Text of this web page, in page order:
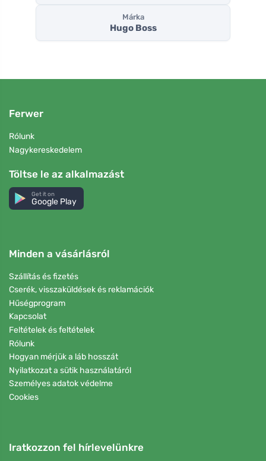
Márka
Hugo Boss
Ferwer
Rólunk
Nagykereskedelem
Töltse le az alkalmazást
Get it on
Google Play
Minden a vásárlásról
Szállítás és fizetés
Cserék, visszaküldések és reklamációk
Hűségprogram
Kapcsolat
Feltételek és feltételek
Rólunk
Hogyan mérjük a láb hosszát
Nyilatkozat a sütik használatáról
Személyes adatok védelme
Cookies
Iratkozzon fel hírlevelünkre